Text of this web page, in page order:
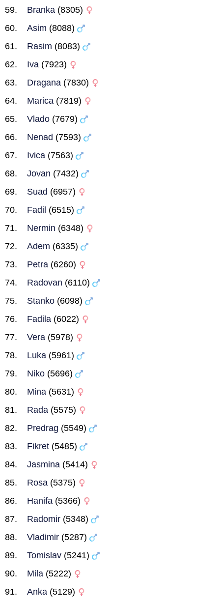
Branka (8305)
Asim (8088)
Rasim (8083)
Iva (7923)
Dragana (7830)
Marica (7819)
Vlado (7679)
Nenad (7593)
Ivica (7563)
Jovan (7432)
Suad (6957)
Fadil (6515)
Nermin (6348)
Adem (6335)
Petra (6260)
Radovan (6110)
Stanko (6098)
Fadila (6022)
Vera (5978)
Luka (5961)
Niko (5696)
Mina (5631)
Rada (5575)
Predrag (5549)
Fikret (5485)
Jasmina (5414)
Rosa (5375)
Hanifa (5366)
Radomir (5348)
Vladimir (5287)
Tomislav (5241)
Mila (5222)
Anka (5129)